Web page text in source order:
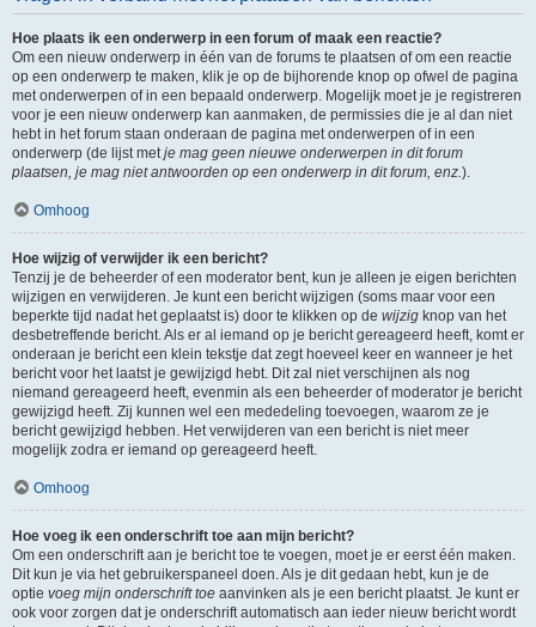
Hoe plaats ik een onderwerp in een forum of maak een reactie?
Om een nieuw onderwerp in één van de forums te plaatsen of om een reactie
op een onderwerp te maken, klik je op de bijhorende knop op ofwel de pagina
met onderwerpen of in een bepaald onderwerp. Mogelijk moet je je registreren
voor je een nieuw onderwerp kan aanmaken, de permissies die je al dan niet
hebt in het forum staan onderaan de pagina met onderwerpen of in een
onderwerp (de lijst metje mag geen nieuwe onderwerpen in dit forum
plaatsen, je mag niet antwoorden op een onderwerp in dit forum, enz.).
Omhoog
Hoe wijzig of verwijder ik een bericht?
Tenzij je de beheerder of een moderator bent, kun je alleen je eigen berichten
wijzigen en verwijderen. Je kunt een bericht wijzigen (soms maar voor een
beperkte tijd nadat het geplaatst is) door te klikken op de wijzig knop van het
desbetreffende bericht. Als er al iemand op je bericht gereageerd heeft, komt er
onderaan je bericht een klein tekstje dat zegt hoeveel keer en wanneer je het
bericht voor het laatst je gewijzigd hebt. Dit zal niet verschijnen als nog
niemand gereageerd heeft, evenmin als een beheerder of moderator je bericht
gewijzigd heeft. Zij kunnen wel een mededeling toevoegen, waarom ze je
bericht gewijzigd hebben. Het verwijderen van een bericht is niet meer
mogelijk zodra er iemand op gereageerd heeft.
Omhoog
Hoe voeg ik een onderschrift toe aan mijn bericht?
Om een onderschrift aan je bericht toe te voegen, moet je er eerst één maken.
Dit kun je via het gebruikerspaneel doen. Als je dit gedaan hebt, kun je de
optie voeg mijn onderschrift toe aanvinken als je een bericht plaatst. Je kunt er
ook voor zorgen dat je onderschrift automatisch aan ieder nieuw bericht wordt